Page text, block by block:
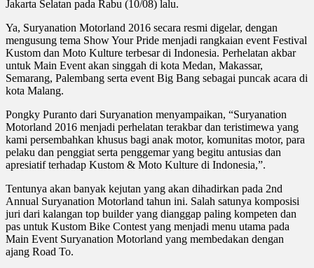
Jakarta Selatan pada Rabu (10/08) lalu.
Ya, Suryanation Motorland 2016 secara resmi digelar, dengan
mengusung tema Show Your Pride menjadi rangkaian event Festival
Kustom dan Moto Kulture terbesar di Indonesia. Perhelatan akbar
untuk Main Event akan singgah di kota Medan, Makassar,
Semarang, Palembang serta event Big Bang sebagai puncak acara di
kota Malang.
Pongky Puranto dari Suryanation menyampaikan, “Suryanation
Motorland 2016 menjadi perhelatan terakbar dan teristimewa yang
kami persembahkan khusus bagi anak motor, komunitas motor, para
pelaku dan penggiat serta penggemar yang begitu antusias dan
apresiatif terhadap Kustom & Moto Kulture di Indonesia,”.
Tentunya akan banyak kejutan yang akan dihadirkan pada 2nd
Annual Suryanation Motorland tahun ini. Salah satunya komposisi
juri dari kalangan top builder yang dianggap paling kompeten dan
pas untuk Kustom Bike Contest yang menjadi menu utama pada
Main Event Suryanation Motorland yang membedakan dengan
ajang Road To.